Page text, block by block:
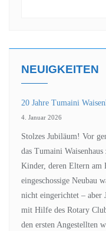
NEUIGKEITEN
20 Jahre Tumaini
4. Januar 2026
Stolzes Jubiläum! Vor
das Tumaini
Kinder, deren Eltern am
eingeschossige Neubau
nicht eingerichtet – aber
mit Hilfe des Rotary
den ersten Angestellten